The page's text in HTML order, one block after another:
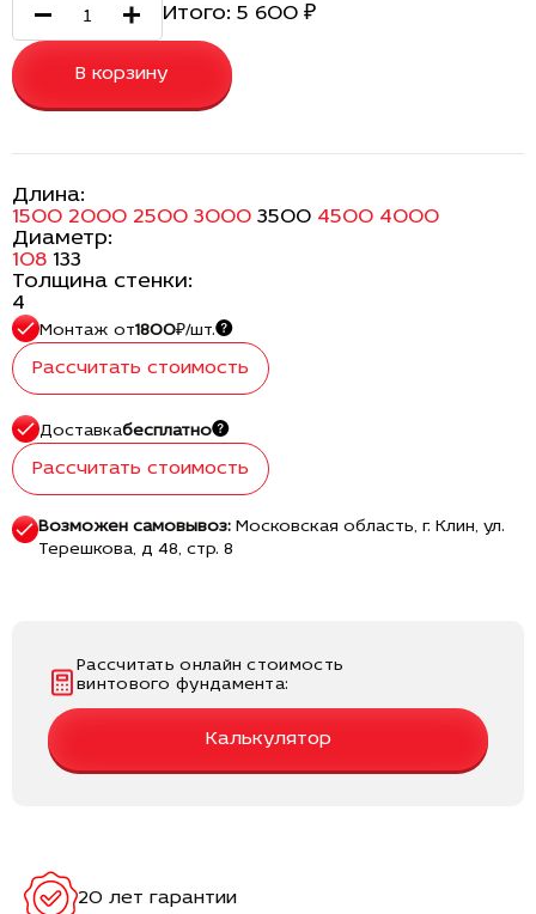
Итого: 5 600 ₽
В корзину
Длина:
1500 2000 2500 3000 3500 4500 4000
Диаметр:
108 133
Толщина стенки:
4
Монтаж от1800₽/шт.
Рассчитать стоимость
Доставкабесплатно
Рассчитать стоимость
Возможен самовывоз:Московская область, г. Клин, ул.
Терешкова, д 48, стр. 8
Рассчитать онлайн стоимость
винтового фундамента:
Калькулятор
20 лет гарантии